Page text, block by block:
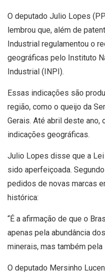
O deputado Julio Lopes
lembrou que, além de
Industrial regulamentou o
geográficas pelo Instituto
Industrial (INPI).
Essas indicações são
região, como o queijo da
Gerais. Até abril deste ano,
indicações geográficas.
Julio Lopes disse que a
sido aperfeiçoada.
pedidos de novas marcas
histórica:
“É a afirmação de que o
apenas pela abundância
minerais, mas também
O deputado Mersinho